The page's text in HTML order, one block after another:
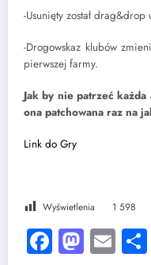
-Usunięty został
-Drogowskaz klubów
pierwszej farmy.
Jak by nie patrzeć
ona patchowana raz na
Link do Gry
Wyświetlenia 1 598
Facebook